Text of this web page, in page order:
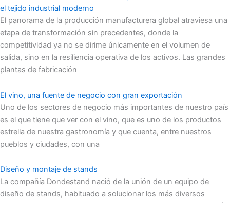
el tejido industrial moderno
El panorama de la producción manufacturera global atraviesa una
etapa de transformación sin precedentes, donde la
competitividad ya no se dirime únicamente en el volumen de
salida, sino en la resiliencia operativa de los activos. Las grandes
plantas de fabricación
El vino, una fuente de negocio con gran exportación
Uno de los sectores de negocio más importantes de nuestro país
es el que tiene que ver con el vino, que es uno de los productos
estrella de nuestra gastronomía y que cuenta, entre nuestros
pueblos y ciudades, con una
Diseño y montaje de stands
La compañía Dondestand nació de la unión de un equipo de
diseño de stands, habituado a solucionar los más diversos